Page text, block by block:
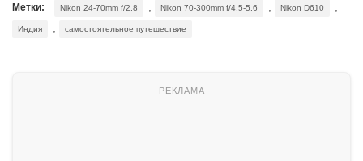
Метки: Nikon 24-70mm f/2.8 , Nikon 70-300mm f/4.5-5.6 , Nikon D610 ,
Индия , самостоятельное путешествие